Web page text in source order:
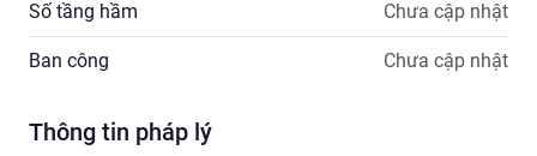
Số tầng hầm Chưa cập nhật
Ban công Chưa cập nhật
Thông tin pháp lý